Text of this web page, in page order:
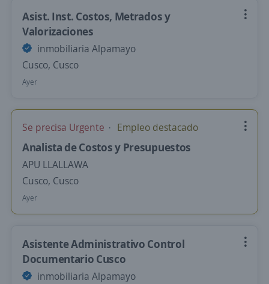
Asist. Inst. Costos, Metrados y
Valorizaciones
inmobiliaria Alpamayo
Cusco, Cusco
Ayer
Se precisa Urgente Empleo destacado
Analista de Costos y Presupuestos
APU LLALLAWA
Cusco, Cusco
Ayer
Asistente Administrativo Control
Documentario Cusco
inmobiliaria Alpamayo